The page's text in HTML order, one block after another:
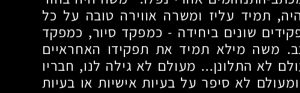
תמיד עליז ומשרה אווירה טובה על כל
שונים ביחידה - כמפקד סיור, כמפקד
משה מילא תמיד את תפקידו האחראיים
לא התלונן... מעולם לא גילה לנו, חבריו
לא סיפר על בעיות אישיות או בעיות